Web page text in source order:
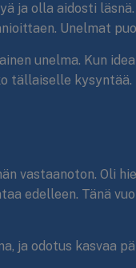
ja olla aidosti
Unelmat
unelma. Kun
tällaiselle kysyntää.
vastaanoton. Oli
edelleen. Tänä
ja odotus kasvaa